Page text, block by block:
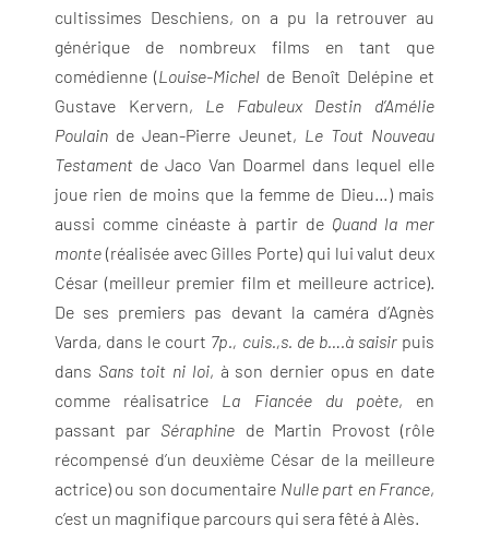
cultissimes Deschiens, on a pu la retrouver au
générique de nombreux films en tant que
comédienne (Louise-Michel de Benoît Delépine et
Gustave Kervern, Le Fabuleux Destin d’Amélie
Poulain de Jean-Pierre Jeunet, Le Tout Nouveau
Testament de Jaco Van Doarmel dans lequel elle
joue rien de moins que la femme de Dieu…) mais
aussi comme cinéaste à partir de Quand la mer
monte (réalisée avec Gilles Porte) qui lui valut deux
César (meilleur premier film et meilleure actrice).
De ses premiers pas devant la caméra d’Agnès
Varda, dans le court 7p., cuis.,s. de b….à saisirpuis
dans Sans toit ni loi, à son dernier opus en date
comme réalisatrice La Fiancée du poète, en
passant par Séraphine de Martin Provost (rôle
récompensé d’un deuxième César de la meilleure
actrice) ou son documentaire Nulle part en France,
c’est un magnifique parcours qui sera fêté à Alès.